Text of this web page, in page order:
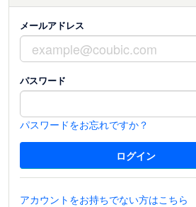
メールアドレス
パスワード
パスワードをお忘れですか？
アカウントをお持ちでない方はこちら